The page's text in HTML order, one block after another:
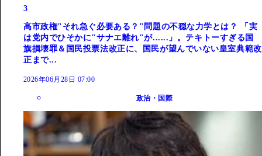
3
高市政権"それ急ぐ必要ある？"問題の不穏な力学とは？ 「実
は党内でひそかに"サナエ離れ"が......」。テキトーすぎる国
旗損壊罪＆国民投票法改正に、国民が望んでいない皇室典範改
正まで...
2026年06月28日 07:00
政治・国際